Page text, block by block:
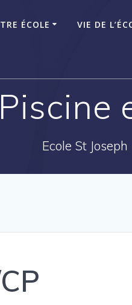
ÉCOLE VIE DE
Piscine
Ecole St